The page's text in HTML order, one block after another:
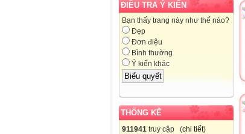
ĐIỀU TRA Ý KIẾN
Bạn thấy trang này như thế nào?
Đẹp
Đơn điệu
Bình thường
Ý kiến khác
THỐNG KÊ
911941 truy cập (chi tiết)